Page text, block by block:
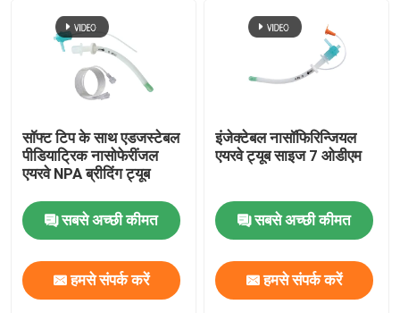
सॉफ्ट टिप के साथ एडजस्टेबल
पीडियाट्रिक नासोफेरींजल
एयरवे NPA ब्रीदिंग ट्यूब
सबसे अच्छी कीमत
हमसे संपर्क करें
इंजेक्टेबल नासॉफिरिन्जियल
एयरवे ट्यूब साइज 7 ओडीएम
सबसे अच्छी कीमत
हमसे संपर्क करें